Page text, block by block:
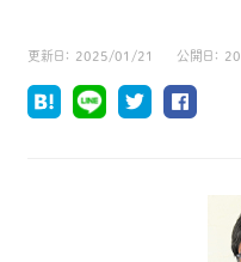
更新日： 2025/01/21 公開日：